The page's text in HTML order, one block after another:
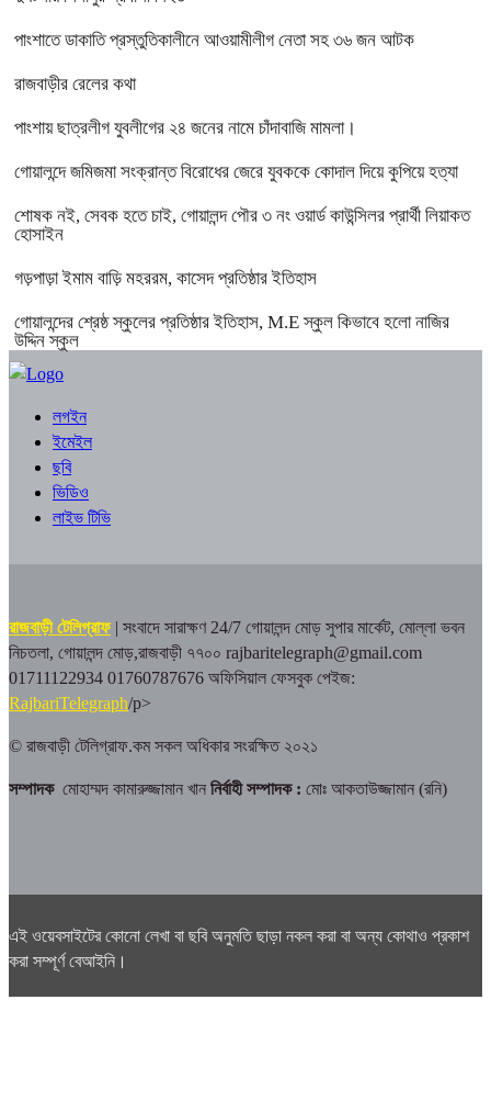
পাংশাতে ডাকাতি প্রস্তুতিকালীনে আওয়ামীলীগ নেতা সহ ৩৬ জন আটক
রাজবাড়ীর রেলের কথা
পাংশায় ছাত্রলীগ যুবলীগের ২৪ জনের নামে চাঁদাবাজি মামলা।
গোয়ালন্দে জমিজমা সংক্রান্ত বিরোধের জেরে যুবককে কোদাল দিয়ে কুপিয়ে হত্যা
শোষক নই, সেবক হতে চাই, গোয়ালন্দ পৌর ৩ নং ওয়ার্ড কাউন্সিলর প্রার্থী লিয়াকত
হোসাইন
গড়পাড়া ইমাম বাড়ি মহররম, কাসেদ প্রতিষ্ঠার ইতিহাস
গোয়ালন্দের শ্রেষ্ঠ স্কুলের প্রতিষ্ঠার ইতিহাস, M.E স্কুল কিভাবে হলো নাজির
উদ্দিন স্কুল
লগইন
ইমেইল
ছবি
ভিডিও
লাইভ টিভি
রাজবাড়ী টেলিগ্রাফ | সংবাদে সারাক্ষণ 24/7 গোয়ালন্দ মোড় সুপার মার্কেট, মোল্লা ভবন
নিচতলা, গোয়ালন্দ মোড়,রাজবাড়ী ৭৭০০ rajbaritelegraph@gmail.com
01711122934 01760787676 অফিসিয়াল ফেসবুক পেইজ:
RajbariTelegraph/p>
© রাজবাড়ী টেলিগ্রাফ.কম সকল অধিকার সংরক্ষিত ২০২১
সম্পাদক মোহাম্মদ কামারুজ্জামান খান নির্বাহী সম্পাদক : মোঃ আকতাউজ্জামান (রনি)
এই ওয়েবসাইটের কোনো লেখা বা ছবি অনুমতি ছাড়া নকল করা বা অন্য কোথাও প্রকাশ
করা সম্পূর্ণ বেআইনি।